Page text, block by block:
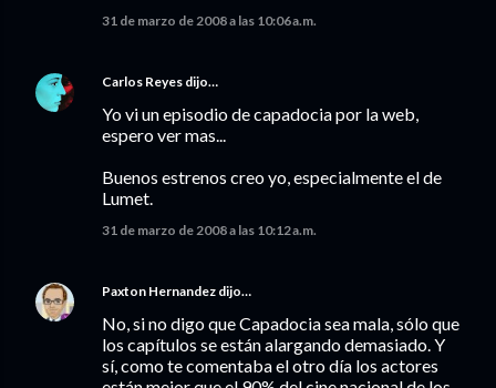
31 de marzo de 2008 a las 10:06 a.m.
Carlos Reyes dijo…
Yo vi un episodio de capadocia por la web,
espero ver mas...
Buenos estrenos creo yo, especialmente el de
Lumet.
31 de marzo de 2008 a las 10:12 a.m.
Paxton Hernandez dijo…
No, si no digo que Capadocia sea mala, sólo que
los capítulos se están alargando demasiado. Y
sí, como te comentaba el otro día los actores